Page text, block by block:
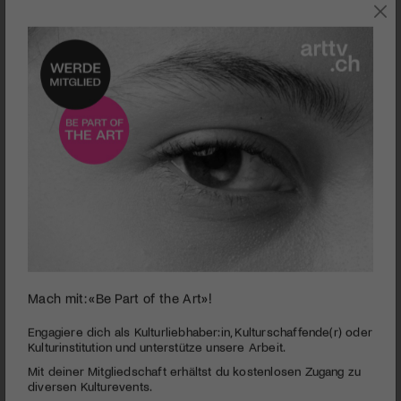
THEATER
seconds
minutes,
35
Kapitalismuskritik mit Pathos, Power und Humor: «This
is a Robbery!»
PUBLIZIERT AM 16. JANUAR 2023
Mach mit: «Be Part of the Art»!
Engagiere dich als Kulturliebhaber:in, Kulturschaffende(r) oder
Kulturinstitution und unterstütze unsere Arbeit.
Mit deiner Mitgliedschaft erhältst du kostenlosen Zugang zu
diversen Kulturevents.